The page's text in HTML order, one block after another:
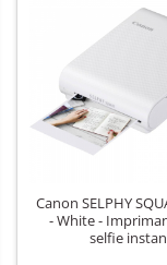
Canon SELPHY
- White -
selfie